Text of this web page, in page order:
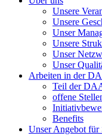
Unsere
Unsere
Unser
Unsere
Unser
Unser
Arbeiten in der
Teil der
offene
Benefits
Unser Angebot für